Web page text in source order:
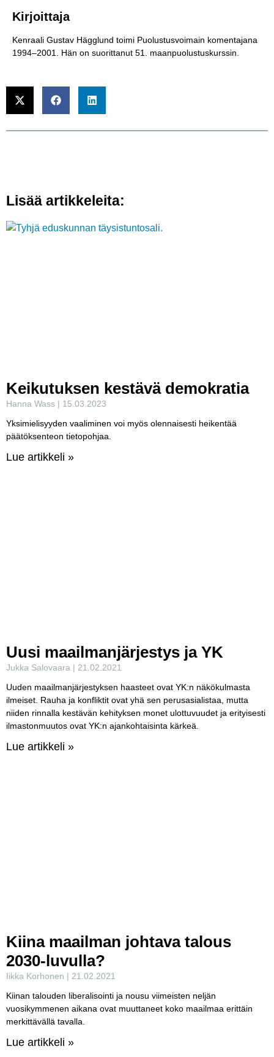
Kirjoittaja
Kenraali Gustav Hägglund toimi Puolustusvoimain komentajana
1994–2001. Hän on suorittanut 51. maanpuolustuskurssin.
Lisää artikkeleita:
Keikutuksen kestävä demokratia
Hanna Wass
15.03.2023
Yksimielisyyden vaaliminen voi myös olennaisesti heikentää
päätöksenteon tietopohjaa.
Lue artikkeli »
Uusi maailmanjärjestys ja YK
Jukka Salovaara
21.02.2021
Uuden maailmanjärjestyksen haasteet ovat YK:n näkökulmasta
ilmeiset. Rauha ja konfliktit ovat yhä sen perusasialistaa, mutta
niiden rinnalla kestävän kehityksen monet ulottuvuudet ja erityisesti
ilmastonmuutos ovat YK:n ajankohtaisinta kärkeä.
Lue artikkeli »
Kiina maailman johtava talous
2030-luvulla?
Iikka Korhonen
21.02.2021
Kiinan talouden liberalisointi ja nousu viimeisten neljän
vuosikymmenen aikana ovat muuttaneet koko maailmaa erittäin
merkittävällä tavalla.
Lue artikkeli »